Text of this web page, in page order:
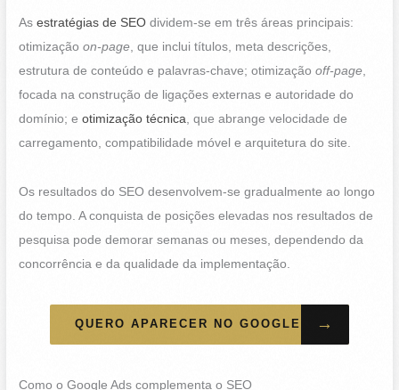
Asestratégias de SEO dividem-se em três áreas principais:
otimizaçãoon-page, que inclui títulos, meta descrições,
estrutura de conteúdo e palavras-chave; otimizaçãooff-page,
focada na construção de ligações externas e autoridade do
domínio; eotimização técnica, que abrange velocidade de
carregamento, compatibilidade móvel e arquitetura do site.
Os resultados do SEO desenvolvem-se gradualmente ao longo
do tempo. A conquista de posições elevadas nos resultados de
pesquisa pode demorar semanas ou meses, dependendo da
concorrência e da qualidade da implementação.
QUERO APARECER NO GOOGLE →
Como o Google Ads complementa o SEO